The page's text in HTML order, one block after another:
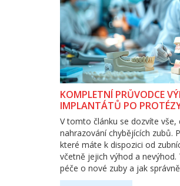
KOMPLETNÍ PRŮVODCE
IMPLANTÁTŮ PO
V tomto článku se dozvíte
nahrazování chybějících zubů.
které máte k dispozici od
včetně jejich výhod a
péče o nové zuby a jak
vaše nové zuby vydržely co